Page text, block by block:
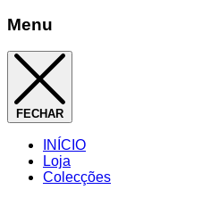
Menu
FECHAR
INÍCIO
Loja
Colecções